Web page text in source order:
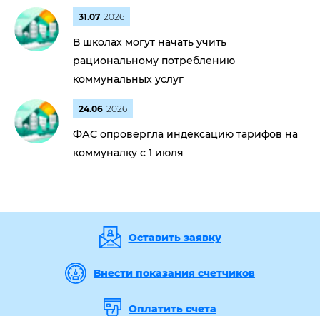
31.07 2026
В школах могут начать учить
рациональному потреблению
коммунальных услуг
24.06 2026
ФАС опровергла индексацию тарифов на
коммуналку с 1 июля
Оставить заявку
Внести показания счетчиков
Оплатить счета